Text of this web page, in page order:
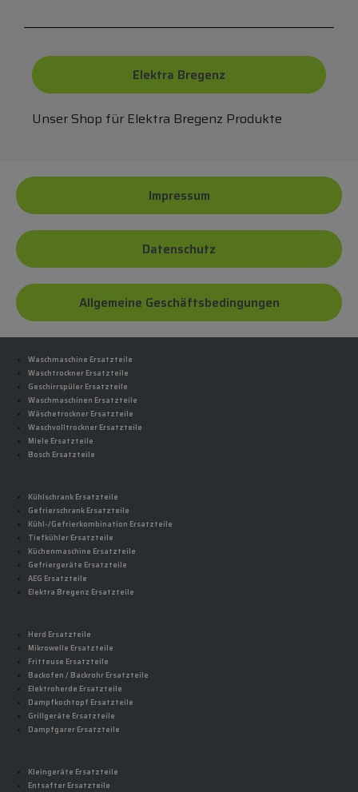
Elektra Bregenz
Unser Shop für Elektra Bregenz Produkte
Impressum
Datenschutz
Allgemeine Geschäftsbedingungen
Waschmaschine Ersatzteile
Waschtrockner Ersatzteile
Geschirrspüler Ersatzteile
Waschmaschinen Ersatzteile
Wäschetrockner Ersatzteile
Waschvolltrockner Ersatzteile
Miele Ersatzteile
Bosch Ersatzteile
Kühlschrank Ersatzteile
Gefrierschrank Ersatzteile
Kühl-/Gefrierkombination Ersatzteile
Tiefkühler Ersatzteile
Küchenmaschine Ersatzteile
Gefriergeräte Ersatzteile
AEG Ersatzteile
Elektra Bregenz Ersatzteile
Herd Ersatzteile
Mikrowelle Ersatzteile
Fritteuse Ersatzteile
Backofen / Backrohr Ersatzteile
Elektroherde Ersatzteile
Dampfkochtopf Ersatzteile
Grillgeräte Ersatzteile
Dampfgarer Ersatzteile
Kleingeräte Ersatzteile
Entsafter Ersatzteile